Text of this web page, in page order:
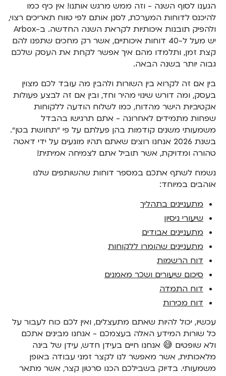
הגענו לסוף השנה - וזה ממש מרגש אותנו! אין כיף כמו
להיכנס לדוחות המערכת, לסנן אותם לפי טווח תאריכים רצוי,
ולהפיק תובנות איכותיות לקראת השנה החדשה. ב-Arbox
יש מעל ל-40 דוחות איכותיים, אשר רק מחכים שתפנו להם
קצת זמן, ותלמדו מהם איך אפשר לקחת את העסק שלכם
גבוה יותר בשנה הבאה.
בין אם זה לקרוא בין השורות ולהבין מה עובד לכם מצוין
בעסק, ומה דורש שינוי מהיר וחד, ובין אם זה לבצע פעולות
אקטיביות הישר מהדוח, כמו לשלוח הודעה ללקוחות
שפחות מתמידים לאחרונה - אתם תרגישו בהבדל
משמעותי משנים קודמות בהן פעלתם על פי ״תחושת בטן״.
בשנת 2026 אנחנו רוצים שאתם תהיו מונעים על ידי דאטה
טהורה ומדויקת, אשר תוביל אתם לצמיחה אמיתית!
נשמח לשתף אתכם במספר דוחות שהשותפים שלנו
אוהבים במיוחד:
מתעניינים בתהליך
שיעורי ניסיון
מתעניינים אבודים
מתעניינים שהומרו ללקוחות
דוח הרשמות
‍סיכום שיעורים ושכר מאמנים
דוח התמדה
דוח מכירות
‍עכשיו, יכול להיות שאתם מתעצלים, ואין לכם כוח לעבור על
כל שורות המידע האלה בעצמכם - אנחנו מבינים אתכם
ולא שופטים 😅 אנחנו חיים בעידן חדש, עידן של בינה
מלאכותית, אשר מאפשר לנו לקצר זמני עבודה באופן
משמעותי. בדיוק בשבילכם הכנו סרטון קצר, אשר מתאר